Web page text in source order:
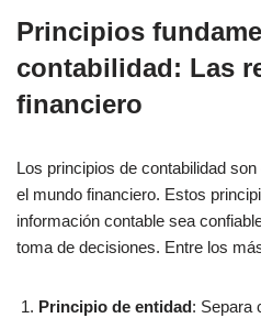
Principios
contabilidad: Las
financiero
Los principios de contabilidad
el mundo financiero. Estos
información contable sea
toma de decisiones. Entre los
Principio de entidad: Separa